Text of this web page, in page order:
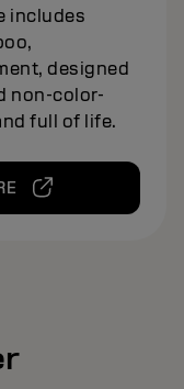
includes
designed
non-color-
full of life.